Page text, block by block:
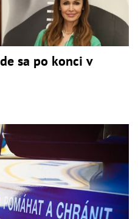
sa po konci v